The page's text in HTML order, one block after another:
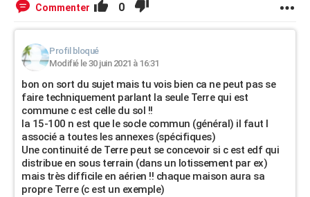
Commenter 0
Profil bloqué
Modifié le 30 juin 2021 à 16:31
bon on sort du sujet mais tu vois bien ca ne peut pas se
faire techniquement parlant la seule Terre qui est
commune c est celle du sol !!
la 15-100 n est que le socle commun (général) il faut l
associé a toutes les annexes (spécifiques)
Une continuité de Terre peut se concevoir si c est edf qui
distribue en sous terrain (dans un lotissement par ex)
mais très difficile en aérien !! chaque maison aura sa
propre Terre (c est un exemple)